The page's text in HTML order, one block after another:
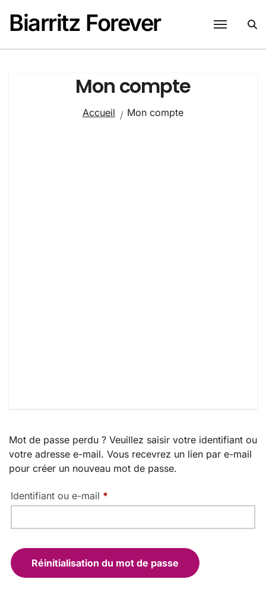
contenu
Biarritz Forever
Mon compte
Accueil Mon compte
Mot de passe perdu ? Veuillez saisir votre identifiant ou
votre adresse e-mail. Vous recevrez un lien par e-mail
pour créer un nouveau mot de passe.
Identifiant ou e-mail *
Réinitialisation du mot de passe